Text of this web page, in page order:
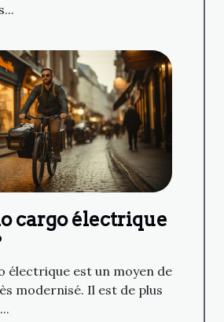
cargo électrique
électrique est un moyen de
modernisé. Il est de plus